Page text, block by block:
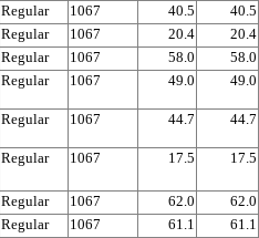
Regular 1067 40.5
40.5
Regular 1067 20.4
20.4
Regular 1067 58.0
58.0
Regular 1067 49.0 49.0
Regular 1067 44.7 44.7
Regular 1067 17.5 17.5
Regular 1067 62.0 62.0
Regular 1067 61.1
61.1